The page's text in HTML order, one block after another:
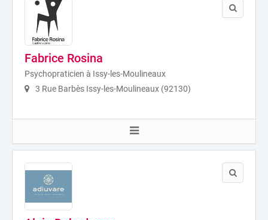
Fabrice Rosina
Psychopraticien à Issy-les-Moulineaux
3 Rue Barbès Issy-les-Moulineaux (92130)